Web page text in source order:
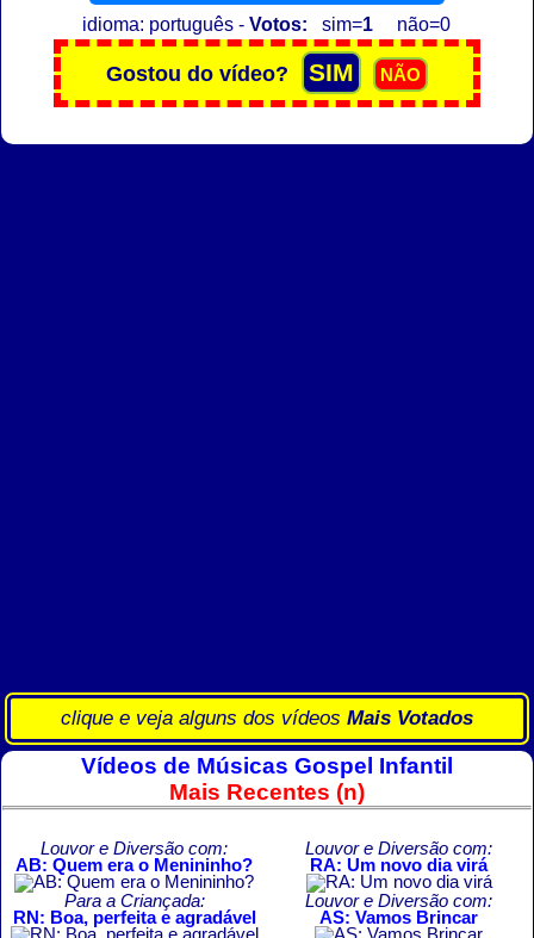
idioma: português -Votos: sim=1 não=0
clique e veja alguns dos vídeos Mais Votados
Vídeos de Músicas Gospel Infantil
Mais Recentes (n)
Louvor e Diversão com:
AB: Quem era o Menininho?
Louvor e Diversão com:
RA: Um novo dia virá
Para a Criançada:
RN: Boa, perfeita e agradável
Louvor e Diversão com:
AS: Vamos Brincar